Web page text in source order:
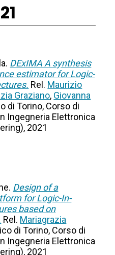
DExIMA A synthesis
estimator for Logic-
Rel. Maurizio
Graziano, Giovanna
di Torino, Corso di
Ingegneria Elettronica
2021
Design of a
for Logic-In-
based on
Rel. Mariagrazia
di Torino, Corso di
Ingegneria Elettronica
2021